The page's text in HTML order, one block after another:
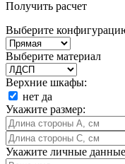
Получить расчет
Выберите
Выберите материал
Верхние шкафы:
нет да
Укажите размер:
Укажите личные